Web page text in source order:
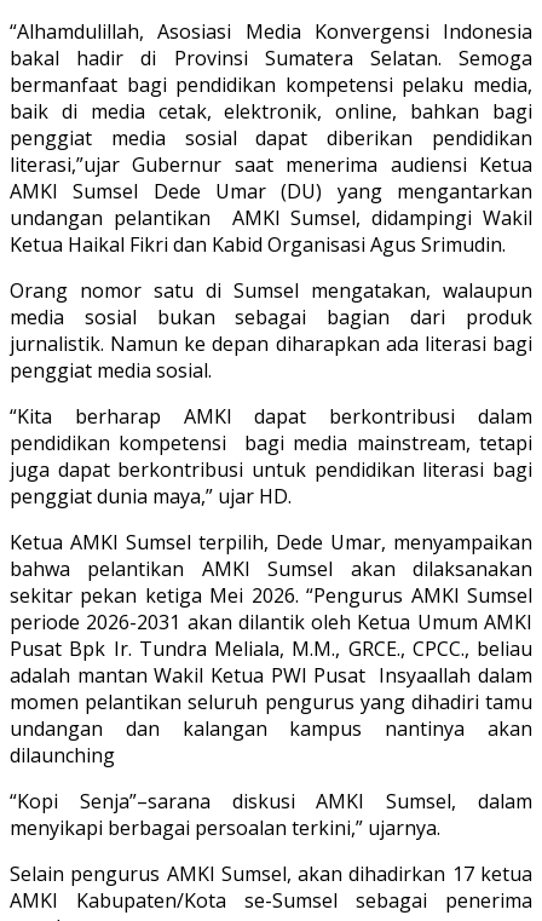
“Alhamdulillah, Asosiasi Media Konvergensi Indonesia
bakal hadir di Provinsi Sumatera Selatan. Semoga
bermanfaat bagi pendidikan kompetensi pelaku media,
baik di media cetak, elektronik, online, bahkan bagi
penggiat media sosial dapat diberikan pendidikan
literasi,”ujar Gubernur saat menerima audiensi Ketua
AMKI Sumsel Dede Umar (DU) yang mengantarkan
undangan pelantikan AMKI Sumsel, didampingi Wakil
Ketua Haikal Fikri dan Kabid Organisasi Agus Srimudin.
Orang nomor satu di Sumsel mengatakan, walaupun
media sosial bukan sebagai bagian dari produk
jurnalistik. Namun ke depan diharapkan ada literasi bagi
penggiat media sosial.
“Kita berharap AMKI dapat berkontribusi dalam
pendidikan kompetensi bagi media mainstream, tetapi
juga dapat berkontribusi untuk pendidikan literasi bagi
penggiat dunia maya,” ujar HD.
Ketua AMKI Sumsel terpilih, Dede Umar, menyampaikan
bahwa pelantikan AMKI Sumsel akan dilaksanakan
sekitar pekan ketiga Mei 2026. “Pengurus AMKI Sumsel
periode 2026-2031 akan dilantik oleh Ketua Umum AMKI
Pusat Bpk Ir. Tundra Meliala, M.M., GRCE., CPCC., beliau
adalah mantan Wakil Ketua PWI Pusat Insyaallah dalam
momen pelantikan seluruh pengurus yang dihadiri tamu
undangan dan kalangan kampus nantinya akan
dilaunching
“Kopi Senja”–sarana diskusi AMKI Sumsel, dalam
menyikapi berbagai persoalan terkini,” ujarnya.
Selain pengurus AMKI Sumsel, akan dihadirkan 17 ketua
AMKI Kabupaten/Kota se-Sumsel sebagai penerima